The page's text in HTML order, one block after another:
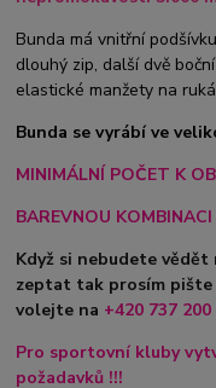
Bunda má vnitřní
dlouhý zip, další dvě
elastické manžety na
Bunda se vyrábí ve
MINIMÁLNÍ POČET K
BAREVNOU
Když si nebudete
zeptat tak prosím pište
volejte na +420 737 200
Pro sportovní kluby
požadavků !!!